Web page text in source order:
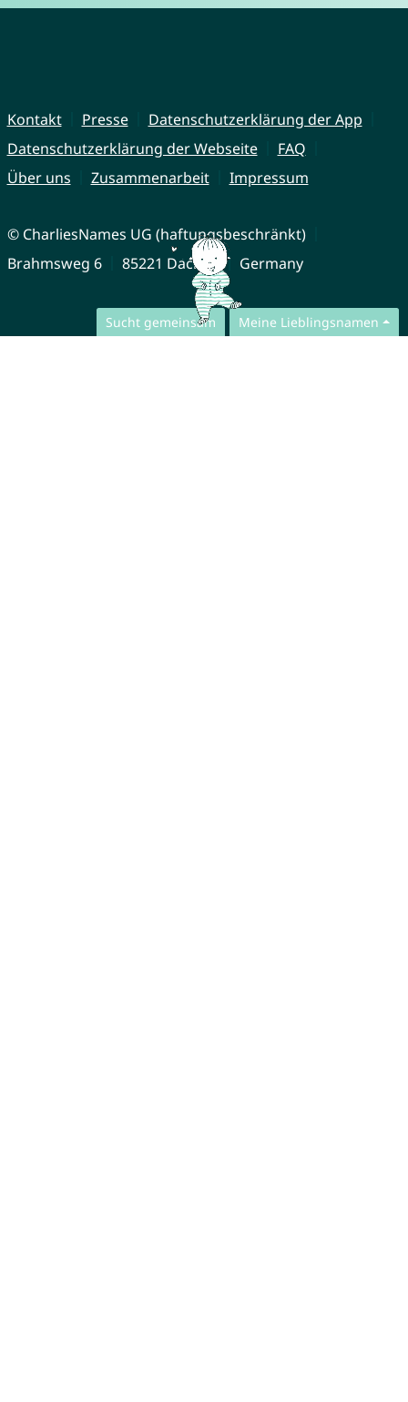
Sucht gemeinsam Meine Lieblingsnamen
Kontakt Presse
Datenschutzerklärung der App
Datenschutzerklärung der Webseite
FAQ
Über uns
Zusammenarbeit Impressum
© CharliesNames UG (haftungsbeschränkt)
Brahmsweg 6
85221 Dachau Germany